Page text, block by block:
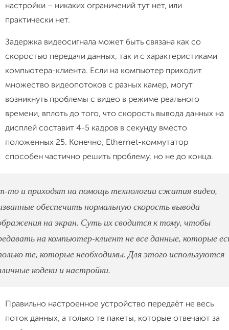
настройки – никаких ограничений тут нет, или
практически нет.
Задержка видеосигнала может быть связана как со
скоростью передачи данных, так и с характеристиками
компьютера-клиента. Если на компьютер приходит
множество видеопотоков с разных камер, могут
возникнуть проблемы с видео в режиме реального
времени, вплоть до того, что скорость вывода данных на
дисплей составит 4-5 кадров в секунду вместо
положенных 25. Конечно, Ethernet-коммутатор
способен частично решить проблему, но не до конца.
то и приходят на помощь технологии сжатия видео,
обеспечить нормальную скорость вывода
на экран. Суть их сводится к тому, чтобы
на компьютер-клиент не все данные, которые
те, которые необходимы. Для этого используются
кодеки и настройки.
Правильно настроенное устройство передаёт не весь
поток данных, а только те пакеты, которые отвечают за